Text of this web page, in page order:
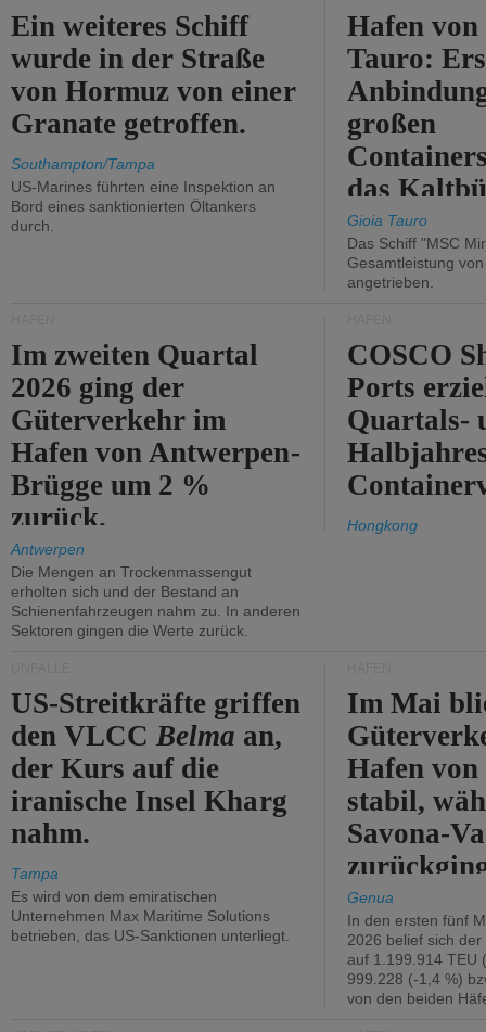
Ein weiteres Schiff
wurde in der Straße
von Hormuz von einer
Granate getroffen.
Southampton/Tampa
US-Marines führten eine Inspektion an
Bord eines sanktionierten Öltankers
durch.
Hafen
Tauro:
großen
das
Gioia Tauro
Das Schiff "MSC
Gesamtleistung
angetrieben.
Im zweiten Quartal
2026 ging der
Güterverkehr im
Hafen von Antwerpen-
Brügge um 2 %
zurück.
Antwerpen
Die Mengen an Trockenmassengut
erholten sich und der Bestand an
Schienenfahrzeugen nahm zu. In anderen
Sektoren gingen die Werte zurück.
COSCO
Ports
Quartals-
Hongkong
US-Streitkräfte griffen
den VLCCBelma an,
der Kurs auf die
iranische Insel Kharg
nahm.
Tampa
Es wird von dem emiratischen
Unternehmen Max Maritime Solutions
betrieben, das US-Sanktionen unterliegt.
Im Mai
Hafen von
stabil,
Savona-
Genua
In den ersten fünf
2026 belief sich
auf 1.199.914 TEU
999.228 (-1,4 %)
von den beiden